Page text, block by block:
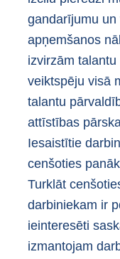
gandarījumu
apņemšanos
izvirzām
veiktspēju visā
talantu
attīstības
Iesaistītie
cenšoties
Turklāt
darbiniekam ir
ieinteresēti
izmantojam